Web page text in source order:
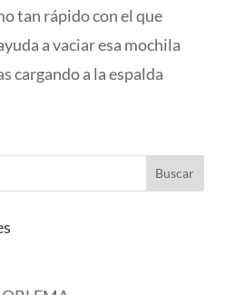
tan rápido con el que
a vaciar esa mochila
cargando a la espalda